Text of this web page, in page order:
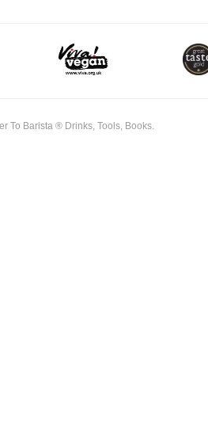
To Barista ® Drinks, Tools, Books.